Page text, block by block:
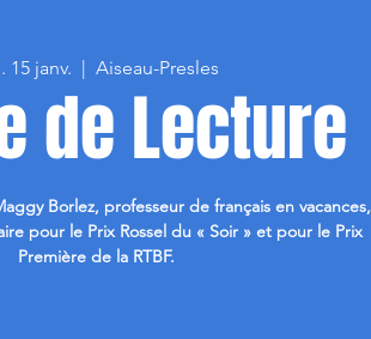
15 janv.
  |
Aiseau-Presles
de Lecture
Borlez, professeur de français en vacances,
pour le Prix Rossel du « Soir » et pour le Prix
Première de la RTBF.